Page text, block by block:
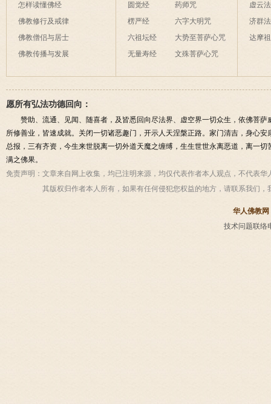
怎样读懂佛经
佛教修行及戒律
佛教僧侣与居士
佛教传播与发展
圆觉经
楞严经
六祖坛经
无量寿经
药师咒
六字大明咒
大势至菩萨心咒
文殊菩萨心咒
虚云
济群
达摩
愿所有弘法功德回向：
赞助、流通、见闻、随喜者，及皆悉回向尽法界、虚空界一切众生，依佛菩
所修善业，皆速成就。关闭一切诸恶趣门，开示人天涅槃正路。家门清吉，身心
总报，三有齐资，今生来世脱离一切外道天魔之缠缚，生生世世永离恶道，离一
满之佛果。
免责声明： 文章来自网上收集，均已注明来源，均仅代表作者本人观点，不代表
其版权归作者本人所有，如果有任何侵犯您权益的地方，请联系我们，
华人佛教网
技术问题联络